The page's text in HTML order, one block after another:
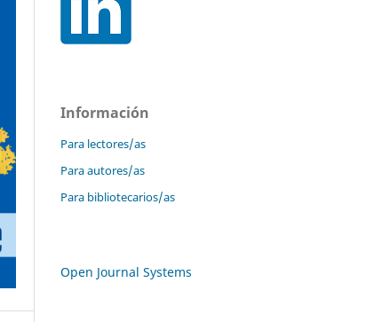
Información
Para lectores/as
Para autores/as
Para bibliotecarios/as
Open Journal Systems